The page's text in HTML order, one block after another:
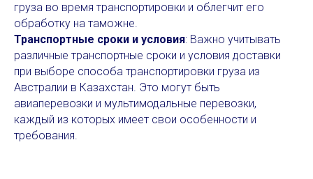
груза во время транспортировки и облегчит его
обработку на таможне.
Транспортные сроки и условия: Важно учитывать
различные транспортные сроки и условия доставки
при выборе способа транспортировки груза из
Австралии в Казахстан. Это могут быть
авиаперевозки и мультимодальные перевозки,
каждый из которых имеет свои особенности и
требования.